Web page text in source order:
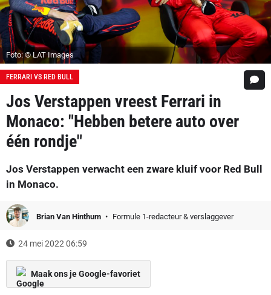
Foto: © LAT Images
FERRARI VS RED BULL
Jos Verstappen vreest Ferrari in
Monaco: "Hebben betere auto over
één rondje"
Jos Verstappen verwacht een zware kluif voor Red Bull
in Monaco.
Brian Van Hinthum Formule 1-redacteur & verslaggever
24 mei 2022 06:59
Maak ons je Google-favoriet